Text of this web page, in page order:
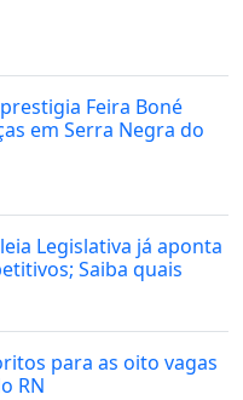
Feira Boné
em Serra Negra do
Legislativa já aponta
Saiba quais
para as oito vagas
RN